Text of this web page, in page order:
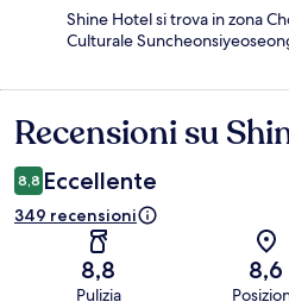
Shine Hotel si trova in zona
Culturale
Recensioni
Recensioni su
8,8 Eccellente
349 recensioni
8,8
Pulizia
8,6